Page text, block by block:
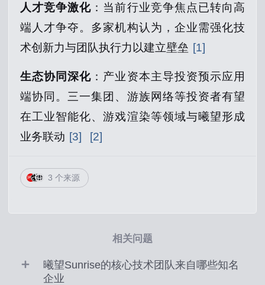
人才竞争激化 ：当前行业竞争焦点已转向高
端人才争夺。多家机构认为，企业需强化技
术创新力与团队执行力以建立壁垒 [1]
生态协同深化 ：产业资本主导投资预示应用
端协同。三一集团、游族网络等投资者有望
在工业智能化、游戏渲染等领域与曦望形成
业务联动 [3] [2]
3 个来源
相关问题
曦望Sunrise的核心技术团队来自哪些知名
企业